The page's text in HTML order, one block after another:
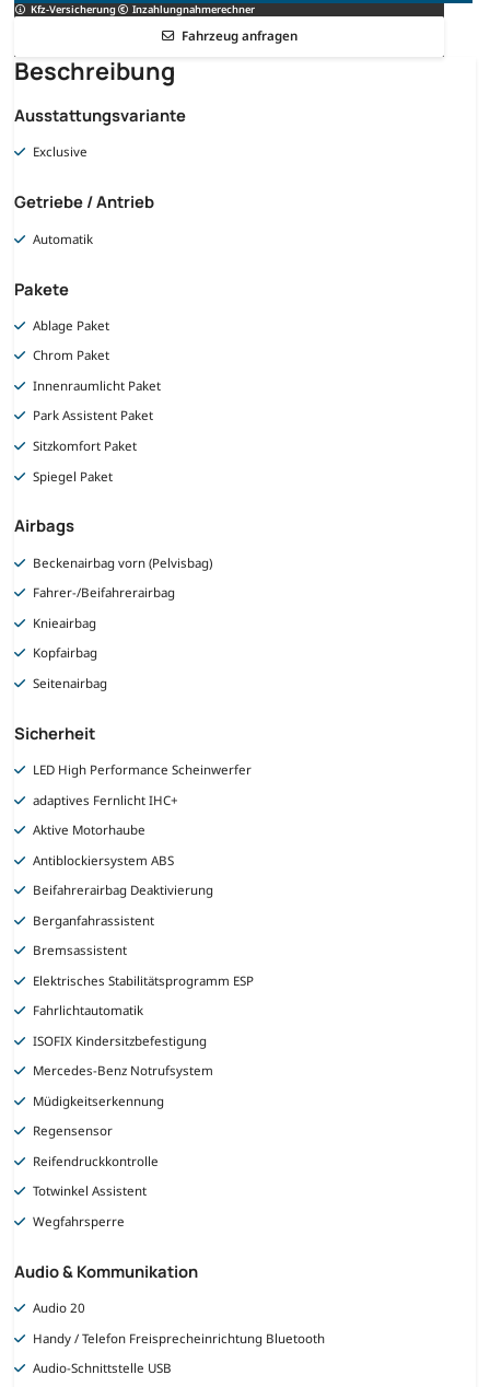
Kfz-Versicherung Inzahlungnahmerechner
Fahrzeug anfragen
Beschreibung
Ausstattungsvariante
Exclusive
Getriebe / Antrieb
Automatik
Pakete
Ablage Paket
Chrom Paket
Innenraumlicht Paket
Park Assistent Paket
Sitzkomfort Paket
Spiegel Paket
Airbags
Beckenairbag vorn (Pelvisbag)
Fahrer-/Beifahrerairbag
Knieairbag
Kopfairbag
Seitenairbag
Sicherheit
LED High Performance Scheinwerfer
adaptives Fernlicht IHC+
Aktive Motorhaube
Antiblockiersystem ABS
Beifahrerairbag Deaktivierung
Berganfahrassistent
Bremsassistent
Elektrisches Stabilitätsprogramm ESP
Fahrlichtautomatik
ISOFIX Kindersitzbefestigung
Mercedes-Benz Notrufsystem
Müdigkeitserkennung
Regensensor
Reifendruckkontrolle
Totwinkel Assistent
Wegfahrsperre
Audio & Kommunikation
Audio 20
Handy / Telefon Freisprecheinrichtung Bluetooth
Audio-Schnittstelle USB